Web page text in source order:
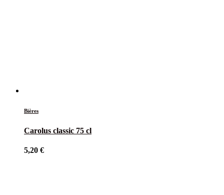
Bières
Carolus classic 75 cl
5,20 €